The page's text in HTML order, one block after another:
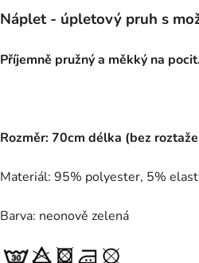
Náplet - úpletový pruh s
Příjemně pružný a měkký na pocit.
Rozměr: 70cm délka (bez
Materiál: 95% polyester, 5%
Barva: neonově zelená